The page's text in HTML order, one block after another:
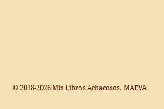
© 2018-2026 Mis Libros Achacosos. MAEVA